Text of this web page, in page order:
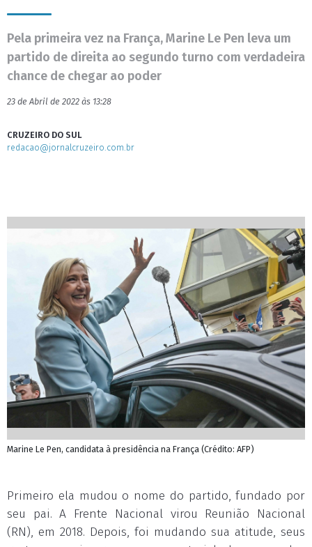
Pela primeira vez na França, Marine Le Pen leva um
partido de direita ao segundo turno com verdadeira
chance de chegar ao poder
23 de Abril de 2022 às 13:28
CRUZEIRO DO SUL
redacao@jornalcruzeiro.com.br
Marine Le Pen, candidata à presidência na França (Crédito: AFP)
Primeiro ela mudou o nome do partido, fundado por
seu pai. A Frente Nacional virou Reunião Nacional
(RN), em 2018. Depois, foi mudando sua atitude, seus